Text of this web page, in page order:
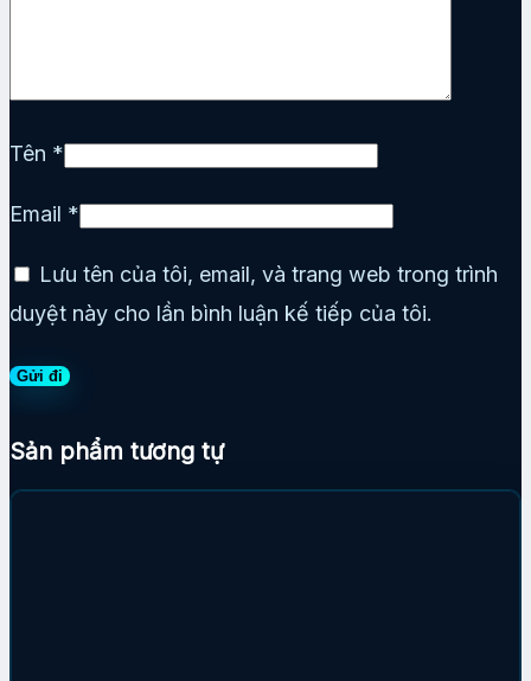
Tên *
Email *
Lưu tên của tôi, email, và trang web trong trình
duyệt này cho lần bình luận kế tiếp của tôi.
Sản phẩm tương tự